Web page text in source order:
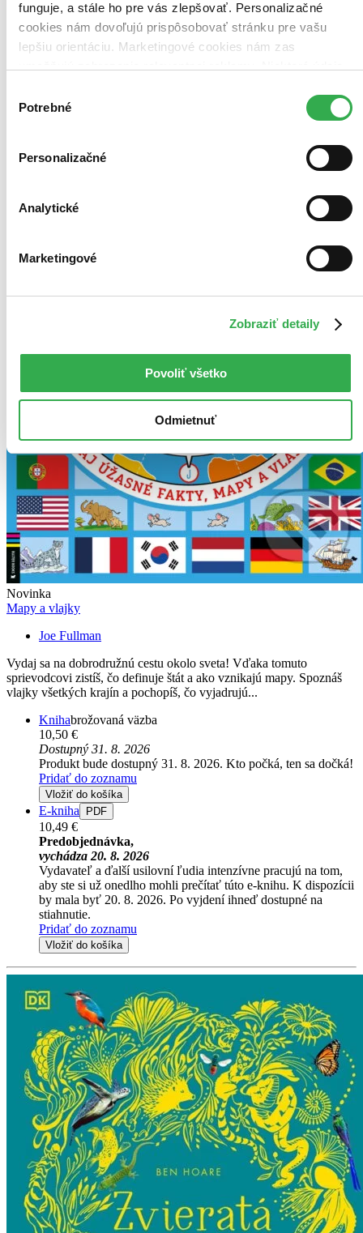
funguje, a stále ho pre vás zlepšovať. Personalizačné
cookies nám dovoľujú prispôsobovať stránku pre vašu
lepšiu orientáciu. Marketingové cookies nám zas
keby sme mohli používať všetky tieto cookies. Ďakujeme!
súhlasu
Potrebné
Personalizačné
Analytické
Marketingové
Zobraziť detaily
Povoliť všetko
Odmietnuť
Bestsellery
Top hodnotené
Novinky
Najdrahšie
Novinka
Mapy a vlajky
Joe Fullman
Vydaj sa na dobrodružnú cestu okolo sveta! Vďaka tomuto
sprievodcovi zistíš, čo definuje štát a ako vznikajú mapy. Spoznáš
vlajky všetkých krajín a pochopíš, čo vyjadrujú...
Knihabrožovaná väzba
10,50 €
Dostupný 31. 8. 2026
Produkt bude dostupný 31. 8. 2026. Kto počká, ten sa dočká!
Pridať do zoznamu
Vložiť do košíka
E-kniha PDF
10,49 €
Predobjednávka,
vychádza 20. 8. 2026
Vydavateľ a ďalší usilovní ľudia intenzívne pracujú na tom,
aby ste si už onedlho mohli prečítať túto e-knihu. K dispozícii
by mala byť 20. 8. 2026. Po vyjdení ihneď dostupné na
stiahnutie.
Pridať do zoznamu
Vložiť do košíka